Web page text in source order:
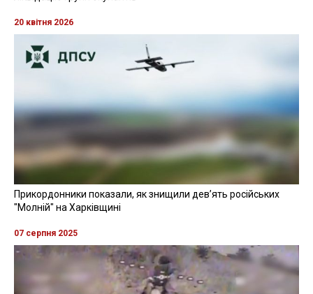
20 квітня 2026
Прикордонники показали, як знищили девʼять російських
"Молній" на Харківщині
07 серпня 2025